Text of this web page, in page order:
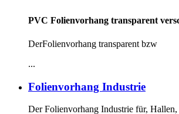
PVC Folienvorhang transparent
DerFolienvorhang transparent bzw
...
Folienvorhang Industrie
Der Folienvorhang Industrie für,